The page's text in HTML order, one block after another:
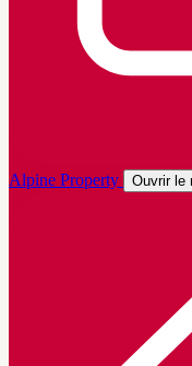
Alpine Property Ouvrir le